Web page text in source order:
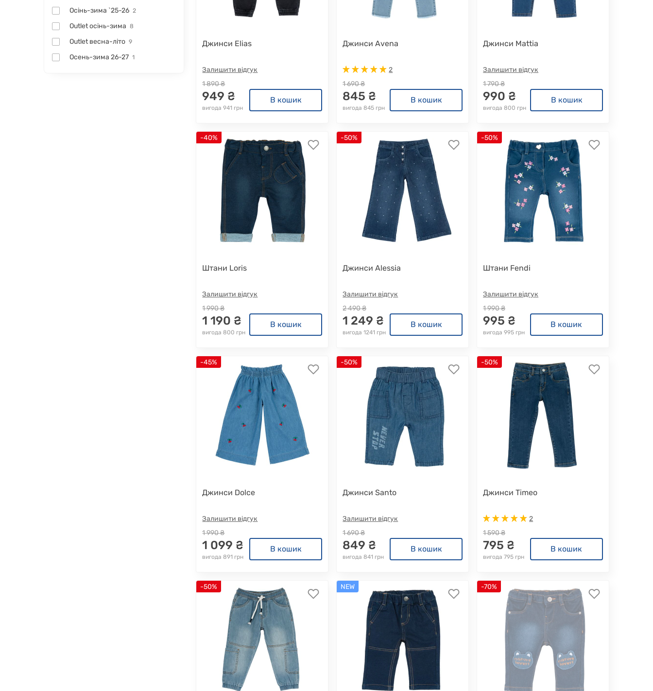
Осінь-зима `25-26 2
Outlet осінь-зима 8
Outlet весна-літо 9
Осень-зима 26-27 1
Джинси Elias
Залишити відгук
1 890 ₴
949 ₴
вигода 941 грн
В кошик
Джинси Avena
2
1 690 ₴
845 ₴
вигода 845 грн
В кошик
Джинси Mattia
Залишити відгук
1 790 ₴
990 ₴
вигода 800 грн
В кошик
-40%
Штани Loris
Залишити відгук
1 990 ₴
1 190 ₴
вигода 800 грн
В кошик
-50%
Джинси Alessia
Залишити відгук
2 490 ₴
1 249 ₴
вигода 1241 грн
В кошик
-50%
Штани Fendi
Залишити відгук
1 990 ₴
995 ₴
вигода 995 грн
В кошик
-45%
Джинси Dolce
Залишити відгук
1 990 ₴
1 099 ₴
вигода 891 грн
В кошик
-50%
Джинси Santo
Залишити відгук
1 690 ₴
849 ₴
вигода 841 грн
В кошик
-50%
Джинси Timeo
2
1 590 ₴
795 ₴
вигода 795 грн
В кошик
-50% NEW -70%